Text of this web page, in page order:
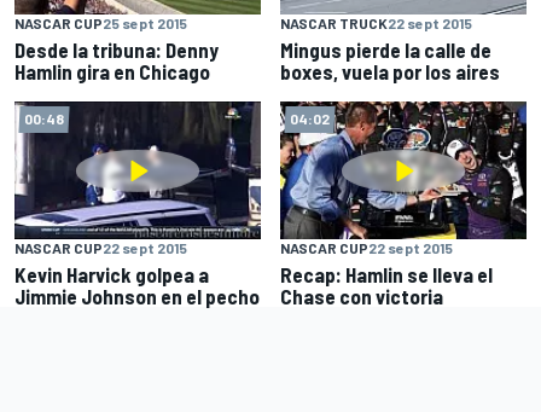
NASCAR CUP25 sept 2015
Desde la tribuna: Denny
Hamlin gira en Chicago
NASCAR TRUCK22 sept 2015
Mingus pierde la calle de
boxes, vuela por los aires
00:48
NASCAR CUP22 sept 2015
Kevin Harvick golpea a
Jimmie Johnson en el pecho
04:02
NASCAR CUP22 sept 2015
Recap: Hamlin se lleva el
Chase con victoria